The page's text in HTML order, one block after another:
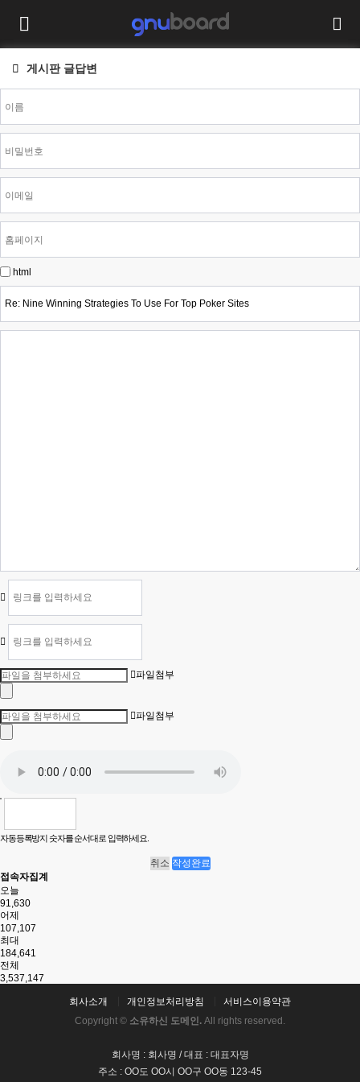
게시판 글답변
html
파일첨부
파일첨부
자동등록방지 숫자를 순서대로 입력하세요.
취소 작성완료
접속자집계
오늘
91,630
어제
107,107
최대
184,641
전체
3,537,147
회사소개 개인정보처리방침
서비스이용약관
Copyright © 소유하신 도메인. All rights reserved.
회사명 : 회사명 / 대표 : 대표자명
주소 : OO도 OO시 OO구 OO동 123-45